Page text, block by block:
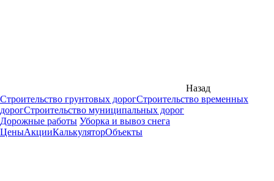
Назад
Строительство грунтовых дорогСтроительство временных
дорогСтроительство муниципальных дорог
Дорожные работы Уборка и вывоз снега
ЦеныАкцииКалькуляторОбъекты